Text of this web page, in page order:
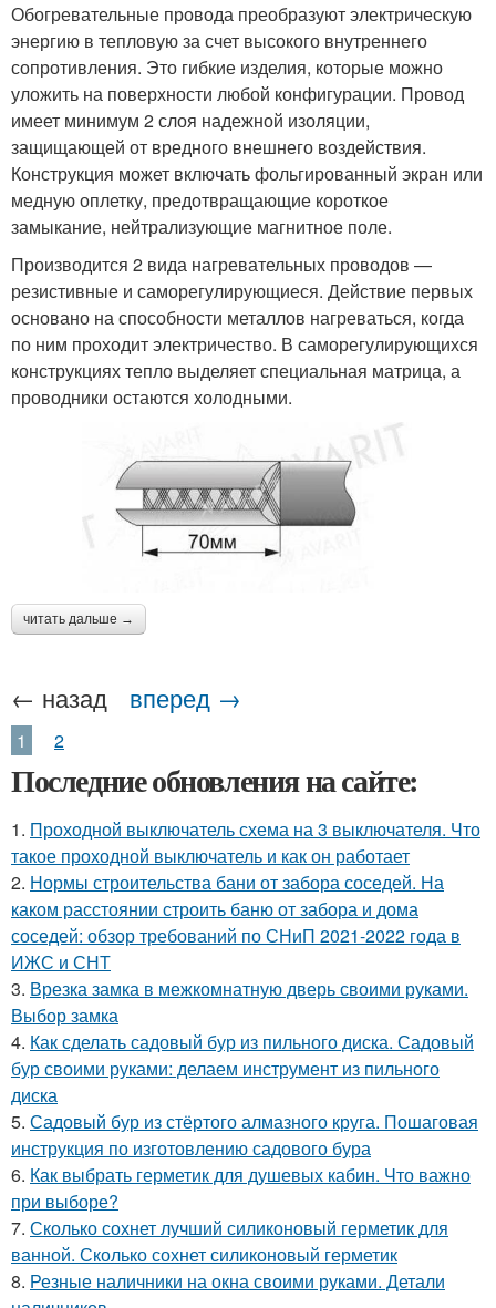
Обогревательные провода преобразуют электрическую
энергию в тепловую за счет высокого внутреннего
сопротивления. Это гибкие изделия, которые можно
уложить на поверхности любой конфигурации. Провод
имеет минимум 2 слоя надежной изоляции,
защищающей от вредного внешнего воздействия.
Конструкция может включать фольгированный экран или
медную оплетку, предотвращающие короткое
замыкание, нейтрализующие магнитное поле.
Производится 2 вида нагревательных проводов —
резистивные и саморегулирующиеся. Действие первых
основано на способности металлов нагреваться, когда
по ним проходит электричество. В саморегулирующихся
конструкциях тепло выделяет специальная матрица, а
проводники остаются холодными.
читать дальше →
← назад вперед →
1 2
Последние обновления на сайте:
1. Проходной выключатель схема на 3 выключателя. Что
такое проходной выключатель и как он работает
2. Нормы строительства бани от забора соседей. На
каком расстоянии строить баню от забора и дома
соседей: обзор требований по СНиП 2021-2022 года в
ИЖС и СНТ
3. Врезка замка в межкомнатную дверь своими руками.
Выбор замка
4. Как сделать садовый бур из пильного диска. Садовый
бур своими руками: делаем инструмент из пильного
диска
5. Садовый бур из стёртого алмазного круга. Пошаговая
инструкция по изготовлению садового бура
6. Как выбрать герметик для душевых кабин. Что важно
при выборе?
7. Сколько сохнет лучший силиконовый герметик для
ванной. Сколько сохнет силиконовый герметик
8. Резные наличники на окна своими руками. Детали